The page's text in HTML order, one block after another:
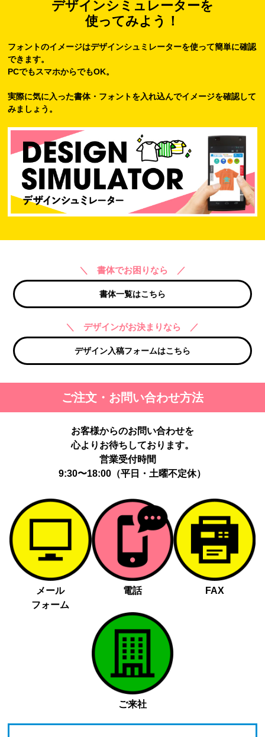
デザインシミュレーターを
使ってみよう！
フォントのイメージはデザインシュミレーターを使って簡単に確認
できます。
PCでもスマホからでもOK。
実際に気に入った書体・フォントを入れ込んでイメージを確認して
みましょう。
＼ 書体でお困りなら ／
書体一覧はこちら
＼ デザインがお決まりなら ／
デザイン入稿フォームはこちら
ご注文・お問い合わせ方法
お客様からのお問い合わせを
心よりお待ちしております。
営業受付時間
9:30〜18:00（平日・土曜不定休）
メール
フォーム
電話 FAX
ご来社